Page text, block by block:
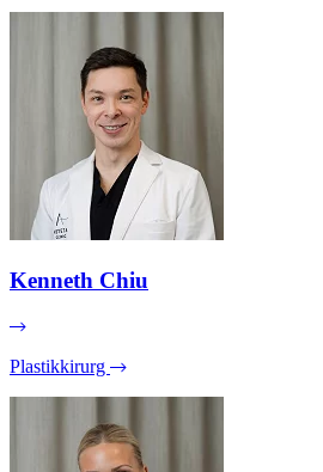
Kenneth Chiu
Plastikkirurg